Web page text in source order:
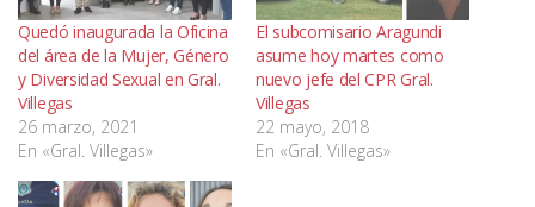
Quedó inaugurada la Oficina
del área de la Mujer, Género
y Diversidad Sexual en Gral.
Villegas
26 marzo, 2021
En «Gral. Villegas»
El subcomisario Aragundi
asume hoy martes como
nuevo jefe del CPR Gral.
Villegas
22 mayo, 2018
En «Gral. Villegas»